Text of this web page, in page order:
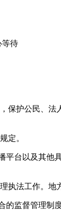
等待
保护公民、
定。
台以及其
法工作。
监督管理制